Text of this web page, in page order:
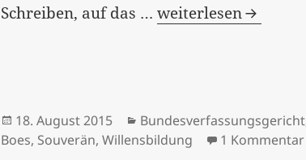
Schreiben, auf das …„Stellungnahme
Sanktionshunger“
–
weiterlesen
Veröffentlicht
am
18. August 2015 Kategorien
Bundesverfassungsgericht
Boes, Souverän,Willensbildung 1 Kommentar